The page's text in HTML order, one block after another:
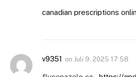
canadian prescriptions
v9351 on Juli 9, 2025 17:58